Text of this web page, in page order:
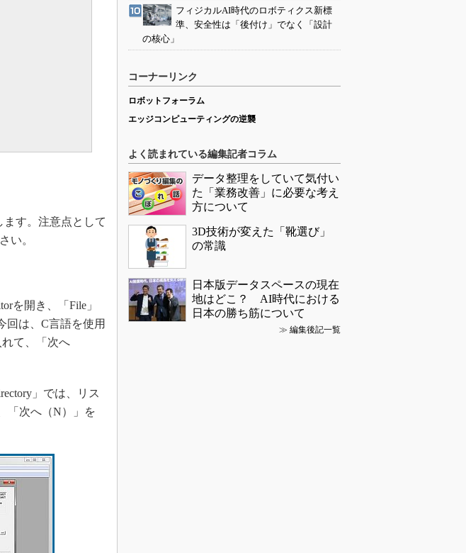
す。注意点として
い。
を開き、「File」
回は、C言語を使用
れて、「次へ
」では、リス
「次へ（N）」を
フィジカルAI時代のロボティクス新標
準、安全性は「後付け」でなく「設計
の核心」
コーナーリンク
ロボットフォーラム
エッジコンピューティングの逆襲
よく読まれている編集記者コラム
データ整理をしていて気付い
た「業務改善」に必要な考え
方について
3D技術が変えた「靴選び」
の常識
日本版データスペースの現在
地はどこ？ AI時代における
日本の勝ち筋について
≫ 編集後記一覧